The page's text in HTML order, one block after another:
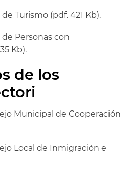
Turismo (pdf. 421 Kb).
Personas con
Kb).
de los
Municipal de Cooperación
Local de Inmigración e